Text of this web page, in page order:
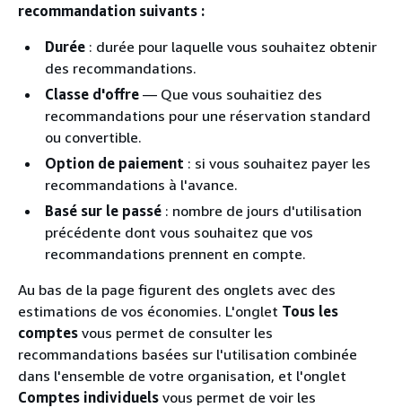
recommandation suivants :
Durée : durée pour laquelle vous souhaitez obtenir
des recommandations.
Classe d'offre — Que vous souhaitiez des
recommandations pour une réservation standard
ou convertible.
Option de paiement : si vous souhaitez payer les
recommandations à l'avance.
Basé sur le passé : nombre de jours d'utilisation
précédente dont vous souhaitez que vos
recommandations prennent en compte.
Au bas de la page figurent des onglets avec des
estimations de vos économies. L'onglet Tous les
comptes vous permet de consulter les
recommandations basées sur l'utilisation combinée
dans l'ensemble de votre organisation, et l'onglet
Comptes individuels vous permet de voir les